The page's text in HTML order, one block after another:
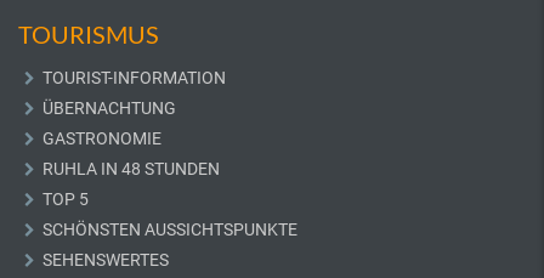
TOURISMUS
TOURIST-INFORMATION
ÜBERNACHTUNG
GASTRONOMIE
RUHLA IN 48 STUNDEN
TOP 5
SCHÖNSTEN AUSSICHTSPUNKTE
SEHENSWERTES